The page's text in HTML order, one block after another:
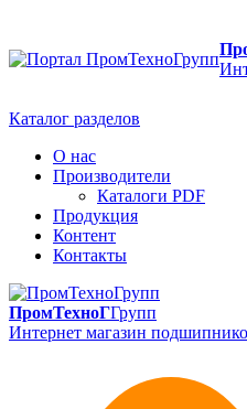
Каталог разделов
О нас
Производители
Каталоги PDF
Продукция
Контент
Контакты
ПромТехноГГрупп
Интернет магазин